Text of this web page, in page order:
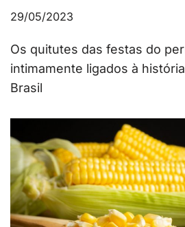
29/05/2023
Os quitutes das festas do
intimamente ligados à
Brasil